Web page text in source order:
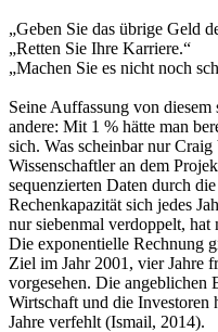
„Geben Sie das übrige Geld
„Retten Sie Ihre Karriere.“
„Machen Sie es nicht noch
Seine Auffassung von
andere: Mit 1 % hätte man
sich. Was scheinbar nur
Wissenschaftler an dem
sequenzierten Daten durch
Rechenkapazität sich jedes
nur siebenmal verdoppelt, hat
Die exponentielle Rechnung
Ziel im Jahr 2001, vier Jahre
vorgesehen. Die angeblichen
Wirtschaft und die Investoren
Jahre verfehlt (Ismail, 2014).